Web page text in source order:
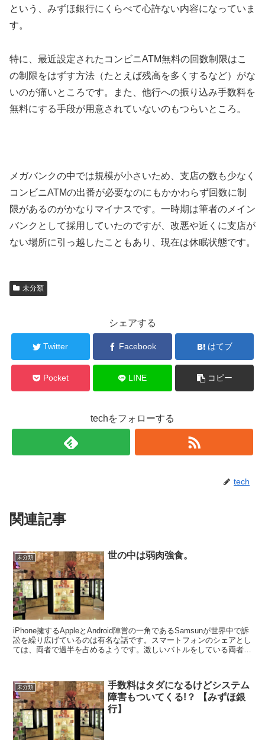
という、みずほ銀行にくらべて心許ない内容になっていま
す。
特に、最近設定されたコンビニATM無料の回数制限はこ
の制限をはずす方法（たとえば残高を多くするなど）がな
いのが痛いところです。また、他行への振り込み手数料を
無料にする手段が用意されていないのもつらいところ。
メガバンクの中では規模が小さいため、支店の数も少なく
コンビニATMの出番が必要なのにもかかわらず回数に制
限があるのがかなりマイナスです。一時期は筆者のメイン
バンクとして採用していたのですが、改悪や近くに支店が
ない場所に引っ越したこともあり、現在は休眠状態です。
未分類
シェアする
Twitter Facebook はてブ
Pocket LINE コピー
techをフォローする
tech
関連記事
未分類 世の中は弱肉強食。
iPhone擁するAppleとAndroid陣営の一角であるSamsunが世界中で訴
訟を繰り広げているのは有名な話です。スマートフォンのシェアとし
ては、両者で過半を占めるようです。激しいバトルをしている両者に
未分類
手数料はタダになるけどシステム
障害もついてくる!？ 【みずほ銀
行】